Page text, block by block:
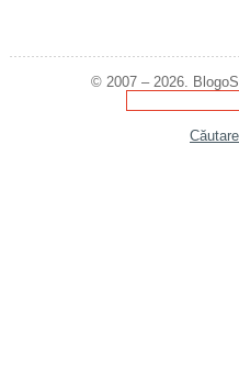
© 2007 – 2026.